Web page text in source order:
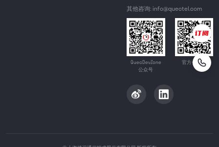
其他咨询: info@quectel.com
QuecDevZone
公众号
官方公众号